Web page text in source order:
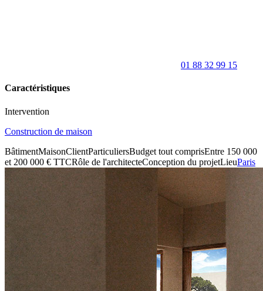
01 88 32 99 15
Caractéristiques
Intervention
Construction de maison
BâtimentMaisonClientParticuliersBudget tout comprisEntre 150 000
et 200 000 € TTCRôle de l'architecteConception du projetLieuParis